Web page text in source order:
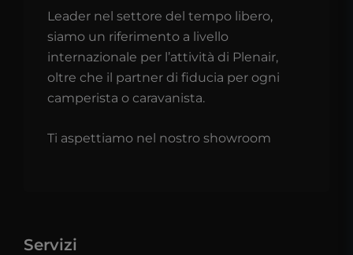
Leader nel settore del tempo libero,
siamo un riferimento a livello
internazionale per l’attività di Plenair,
oltre che il partner di fiducia per ogni
camperista o caravanista.
Ti aspettiamo nel nostro showroom
Servizi